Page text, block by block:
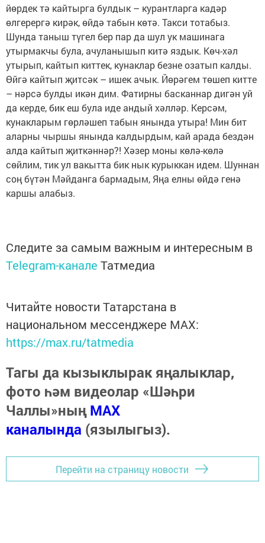
йөрдек тә кайтырга булдык – курантларга кадәр
өлгерергә кирәк, өйдә табын көтә. Такси тотабыз.
Шунда таныш түгел бер пар да шул ук машинага
утырмакчы була, ачуланышып китә яздык. Көч-хәл
утырып, кайтып киттек, кунаклар безне озатып калды.
Өйгә кайтып җитсәк – ишек ачык. Йөрәгем төшеп китте
– нәрсә булды икән дим. Фатирны басканнар дигән уй
да керде, бик еш була иде андый хәлләр. Керсәм,
кунакларым гөрләшеп табын янында утыра! Мин бит
аларны чыршы янында калдырдым, кай арада бездән
алда кайтып җиткәннәр?! Хәзер моны көлә-көлә
сөйлим, тик ул вакытта бик нык курыккан идем. Шуннан
соң бүтән Мәйданга бармадым, Яңа елны өйдә генә
каршы алабыз.
Следите за самым важным и интересным в
Telegram-канале Татмедиа
Читайте новости Татарстана в
национальном мессенджере MАХ:
https://max.ru/tatmedia
Тагы да кызыклырак яңалыклар,
фото һәм видеолар «Шәһри
Чаллы»ныңMAX
каналында (язылыгыз).
Перейти на страницу новости